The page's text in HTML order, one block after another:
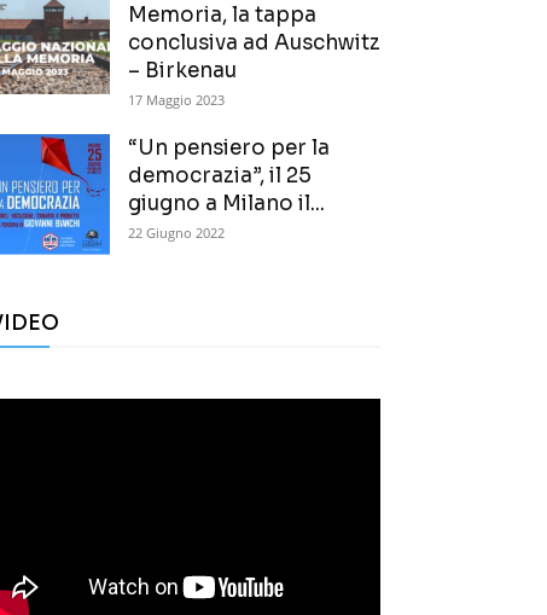
Memoria, la tappa
conclusiva ad Auschwitz
– Birkenau
17 Maggio 2023
“Un pensiero per la
democrazia”, il 25
giugno a Milano il...
22 Giugno 2022